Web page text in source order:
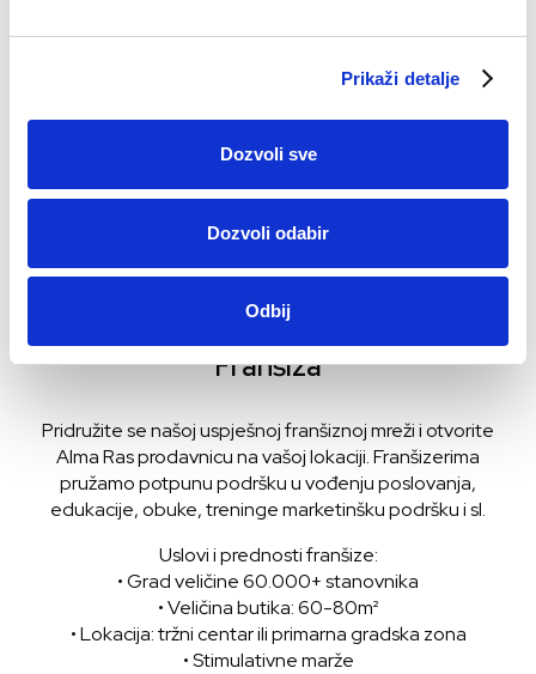
Prikaži detalje
Dozvoli sve
Dozvoli odabir
Odbij
Franšiza
Pridružite se našoj uspješnoj franšiznoj mreži i otvorite
Alma Ras prodavnicu na vašoj lokaciji. Franšizerima
pružamo potpunu podršku u vođenju poslovanja,
edukacije, obuke, treninge marketinšku podršku i sl.
Uslovi i prednosti franšize:
• Grad veličine 60.000+ stanovnika
• Veličina butika: 60-80m²
• Lokacija: tržni centar ili primarna gradska zona
• Stimulativne marže